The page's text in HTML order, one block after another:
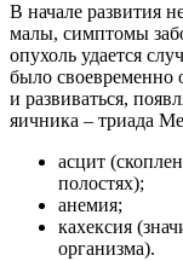
В начале развития
малы, симптомы
опухоль удается
было своевременно
и развиваться,
яичника – триада
асцит
полостях);
анемия;
кахексия
организма).